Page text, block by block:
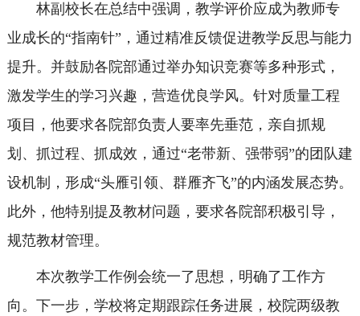
林副校长在总结中强调，教学评价应成为教师专
业成长的“指南针”，通过精准反馈促进教学反思与能力
提升。并鼓励各院部通过举办知识竞赛等多种形式，
激发学生的学习兴趣，营造优良学风。针对质量工程
项目，他要求各院部负责人要率先垂范，亲自抓规
划、抓过程、抓成效，通过“老带新、强带弱”的团队建
设机制，形成“头雁引领、群雁齐飞”的内涵发展态势。
此外，他特别提及教材问题，要求各院部积极引导，
规范教材管理。
本次教学工作例会统一了思想，明确了工作方
向。下一步，学校将定期跟踪任务进展，校院两级教